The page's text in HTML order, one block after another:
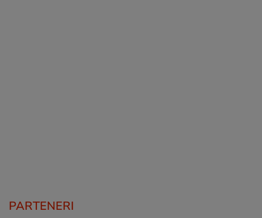
PARTENERI